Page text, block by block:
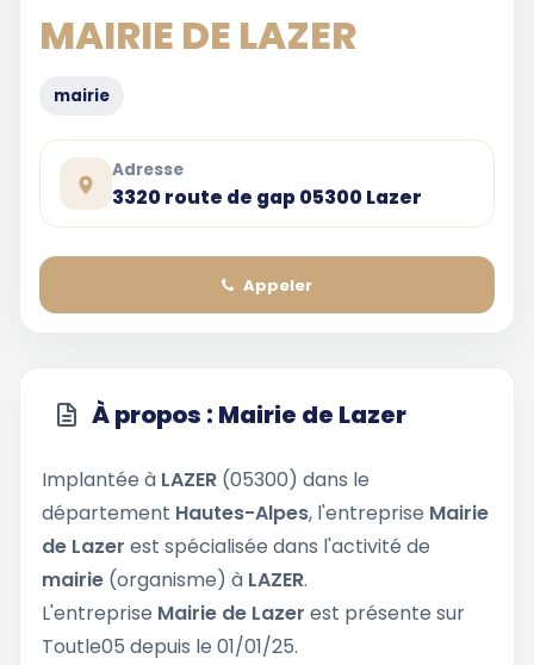
MAIRIE DE LAZER
mairie
Adresse
3320 route de gap 05300 Lazer
Appeler
À propos : Mairie de Lazer
Implantée à LAZER (05300) dans le
département Hautes-Alpes, l'entreprise Mairie
de Lazer est spécialisée dans l'activité de
mairie (organisme) à LAZER.
L'entreprise Mairie de Lazer est présente sur
Toutle05 depuis le 01/01/25.